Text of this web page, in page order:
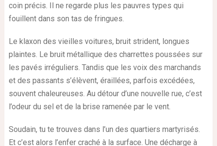
coin précis. Il ne regarde plus les pauvres types qui
fouillent dans son tas de fringues.
Le klaxon des vieilles voitures, bruit strident, longues
plaintes. Le bruit métallique des charrettes poussées sur
les pavés irréguliers. Tandis que les voix des marchands
et des passants s’élèvent, éraillées, parfois excédées,
souvent chaleureuses. Au détour d’une nouvelle rue, c’est
l’odeur du sel et de la brise ramenée par le vent.
Soudain, tu te trouves dans l’un des quartiers martyrisés.
Et c’est alors l’enfer craché à la surface. Une décharge à